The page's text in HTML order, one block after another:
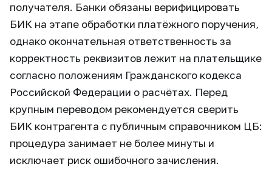
получателя. Банки обязаны верифицировать
БИК на этапе обработки платёжного поручения,
однако окончательная ответственность за
корректность реквизитов лежит на плательщике
согласно положениям Гражданского кодекса
Российской Федерации о расчётах. Перед
крупным переводом рекомендуется сверить
БИК контрагента с публичным справочником ЦБ:
процедура занимает не более минуты и
исключает риск ошибочного зачисления.